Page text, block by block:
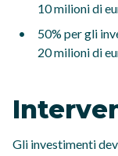
10 milioni di
50% per gli
20 milioni di
Gli investimenti